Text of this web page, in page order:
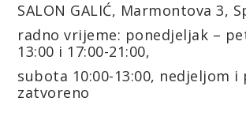
SALON GALIĆ, Marmontova 3,
radno vrijeme: ponedjeljak –
13:00 i 17:00-21:00,
subota 10:00-13:00, nedjeljom i
zatvoreno